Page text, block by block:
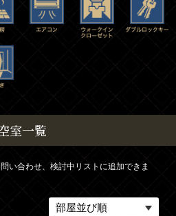
室一覧
い合わせ、検討中リストに追加できま